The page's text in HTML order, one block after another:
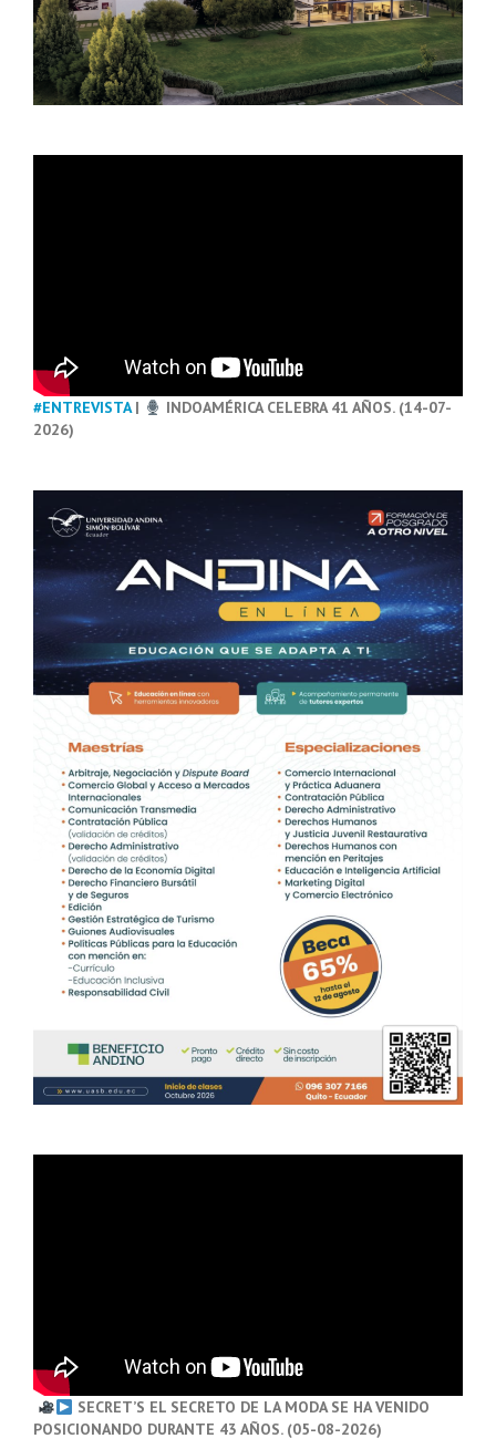
#ENTREVISTA|
INDOAMÉRICA CELEBRA 41 AÑOS. (14-07-
2026)
SECRET’S EL SECRETO DE LA MODA SE HA VENIDO
POSICIONANDO DURANTE 43 AÑOS. (05-08-2026)